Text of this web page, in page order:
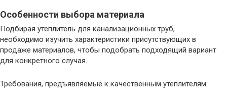
Особенности выбора материала
Подбирая утеплитель для канализационных труб,
необходимо изучить характеристики присутствующих в
продаже материалов, чтобы подобрать подходящий вариант
для конкретного случая.
Требования, предъявляемые к качественным утеплителям: